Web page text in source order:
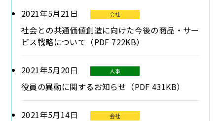
2021年5月21日 会社
社会との共通価値創造に向けた今後の商品・サー
ビス戦略について（PDF 722KB）
2021年5月20日 人事
役員の異動に関するお知らせ（PDF 431KB）
2021年5月14日 会社